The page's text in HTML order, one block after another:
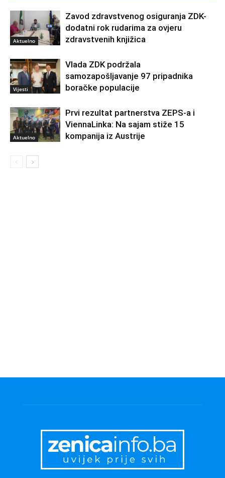
Aktuelno
Zavod zdravstvenog osiguranja ZDK-
dodatni rok rudarima za ovjeru
zdravstvenih knjižica
Vijesti
Vlada ZDK podržala
samozapošljavanje 97 pripadnika
boračke populacije
Aktuelno
Prvi rezultat partnerstva ZEPS-a i
ViennaLinka: Na sajam stiže 15
kompanija iz Austrije